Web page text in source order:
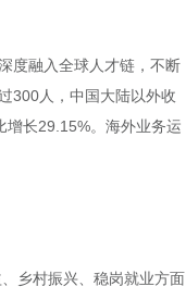
度融入全球人才链，不断
300人，中国大陆以外收
增长29.15%。海外业务运
乡村振兴、稳岗就业方面